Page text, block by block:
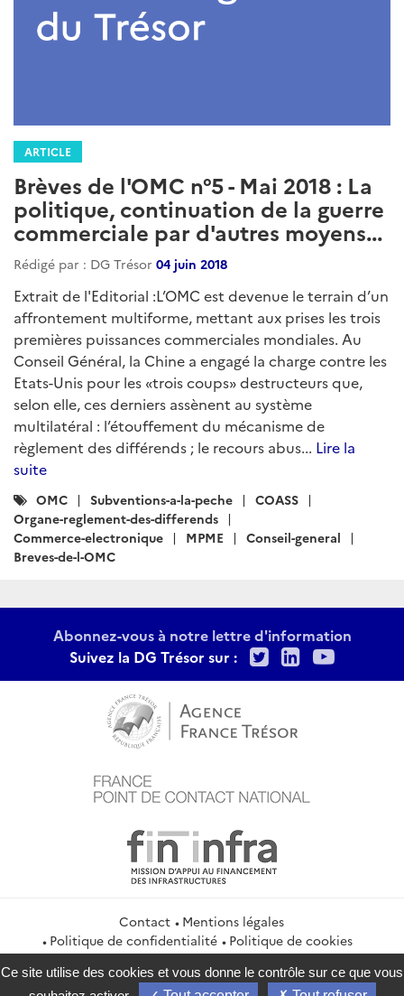
ARTICLE
Brèves de l'OMC n°5 - Mai 2018 : La
politique, continuation de la guerre
commerciale par d'autres moyens...
Rédigé par : DG Trésor 04 juin 2018
Extrait de l'Editorial :L’OMC est devenue le terrain d’un
affrontement multiforme, mettant aux prises les trois
premières puissances commerciales mondiales. Au
Conseil Général, la Chine a engagé la charge contre les
Etats-Unis pour les «trois coups» destructeurs que,
selon elle, ces derniers assènent au système
multilatéral : l’étouffement du mécanisme de
règlement des différends ; le recours abus... Lire la
suite
Catégories
:
OMC Subventions-a-la-peche
COASS
Organe-reglement-des-differends
Commerce-electronique
MPME
Conseil-general
Breves-de-l-OMC
Abonnez-vous à notre lettre d'information
Suivez la DG Trésor sur :
TwitterLinkedIn
Contact
Mentions légales
Politique de confidentialité
Politique de cookies
Gestion des cookies
Flux RSS
service-public.gouv.fr
legifrance.gouv.fr info.gouv.fr
Ce site utilise des cookies et vous donne le contrôle sur ce que vous